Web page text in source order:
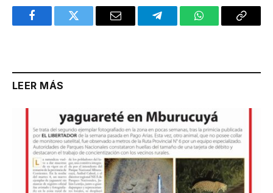
FacebookTwitter Email TelegramWhatsAppCopy
LEER MÁS